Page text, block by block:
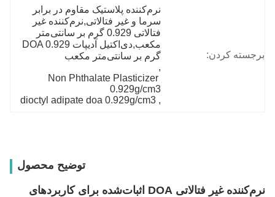
برجسته کردن:
گرم بر سانتی‌متر مکعب
,
Non Phthalate Plasticizer
0.929g/cm3
,
dioctyl adipate doa 0.929g/cm3
توضیح محصول
نرم‌کننده غیر فتالاتی DOA اثبات‌شده برای کاربردهای